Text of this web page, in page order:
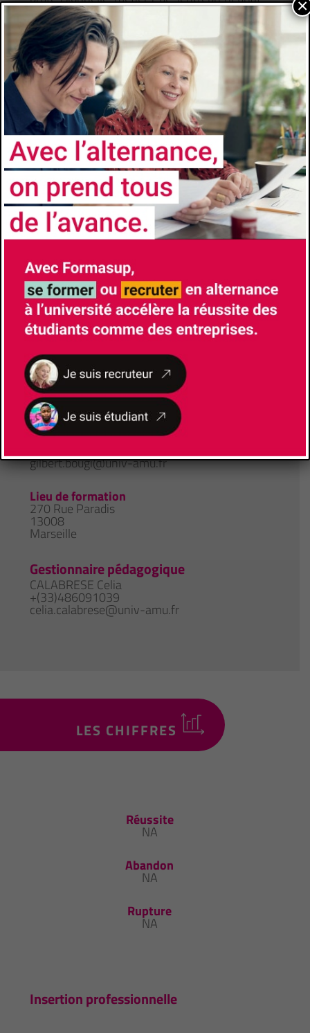
parcours-creation-reprise-
dentreprise#section-9678
Les avantages de l'alternance
Formation à l’école et formation chez
l’employeur- Insertion professionnelle accrue
à l’issue du diplôme- Diplôme Universitaires
reconnus et visés par l’État
CONTACTS
Université
Aix-Marseille Université
Faculté/Institut/Ecole
Faculté d'Économie et de Gestion
Site de la formation
Responsable de Formation
BOUGI Gilbert
gilbert.bougi@univ-amu.fr
Lieu de formation
270 Rue Paradis
13008
Marseille
Gestionnaire pédagogique
CALABRESE Celia
+(33)486091039
celia.calabrese@univ-amu.fr
LES CHIFFRES
Réussite
NA
Abandon
NA
Rupture
NA
Insertion professionnelle
×